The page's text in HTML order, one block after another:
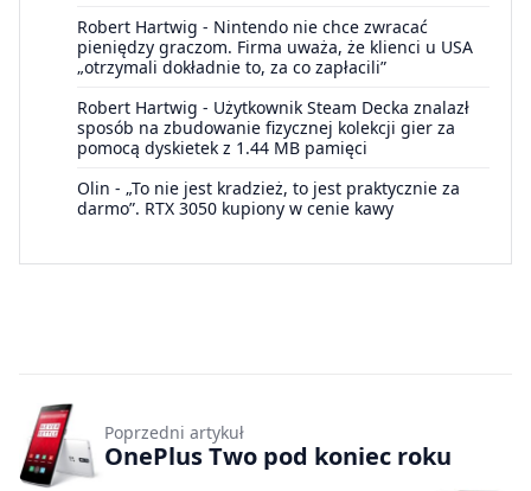
Robert Hartwig - Nintendo nie chce zwracać
pieniędzy graczom. Firma uważa, że klienci u USA
„otrzymali dokładnie to, za co zapłacili”
Robert Hartwig - Użytkownik Steam Decka znalazł
sposób na zbudowanie fizycznej kolekcji gier za
pomocą dyskietek z 1.44 MB pamięci
Olin - „To nie jest kradzież, to jest praktycznie za
darmo”. RTX 3050 kupiony w cenie kawy
Poprzedni artykuł
OnePlus Two pod koniec roku